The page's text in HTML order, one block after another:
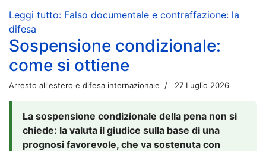
Leggi tutto: Falso documentale e contraffazione: la
difesa
Sospensione condizionale:
come si ottiene
Arresto all'estero e difesa internazionale 27 Luglio 2026
La sospensione condizionale della pena non si
chiede: la valuta il giudice sulla base di una
prognosi favorevole, che va sostenuta con